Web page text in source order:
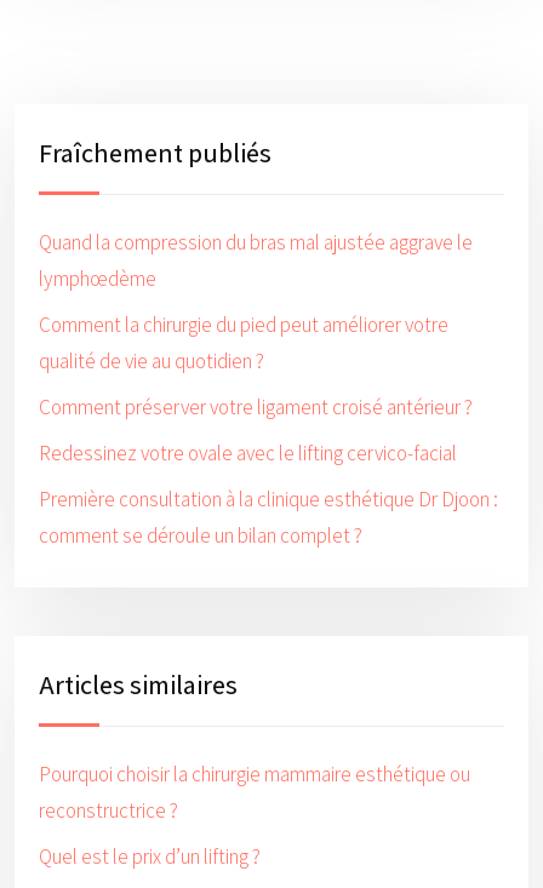
Fraîchement publiés
Quand la compression du bras mal ajustée aggrave le
lymphœdème
Comment la chirurgie du pied peut améliorer votre
qualité de vie au quotidien ?
Comment préserver votre ligament croisé antérieur ?
Redessinez votre ovale avec le lifting cervico-facial
Première consultation à la clinique esthétique Dr Djoon :
comment se déroule un bilan complet ?
Articles similaires
Pourquoi choisir la chirurgie mammaire esthétique ou
reconstructrice ?
Quel est le prix d’un lifting ?